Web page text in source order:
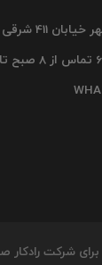
شرکت رادکار